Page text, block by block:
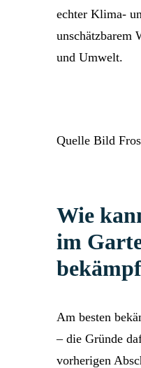
echter Klima-
unschätzbarem
und Umwelt.
Quelle Bild
Wie
im
Am besten
– die Gründe
vorherigen